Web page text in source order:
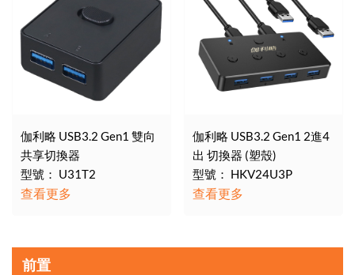
伽利略 USB3.2 Gen1 雙向
共享切換器
型號： U31T2
查看更多
伽利略 USB3.2 Gen1 2進4
出 切換器 (塑殼)
型號： HKV24U3P
查看更多
前置